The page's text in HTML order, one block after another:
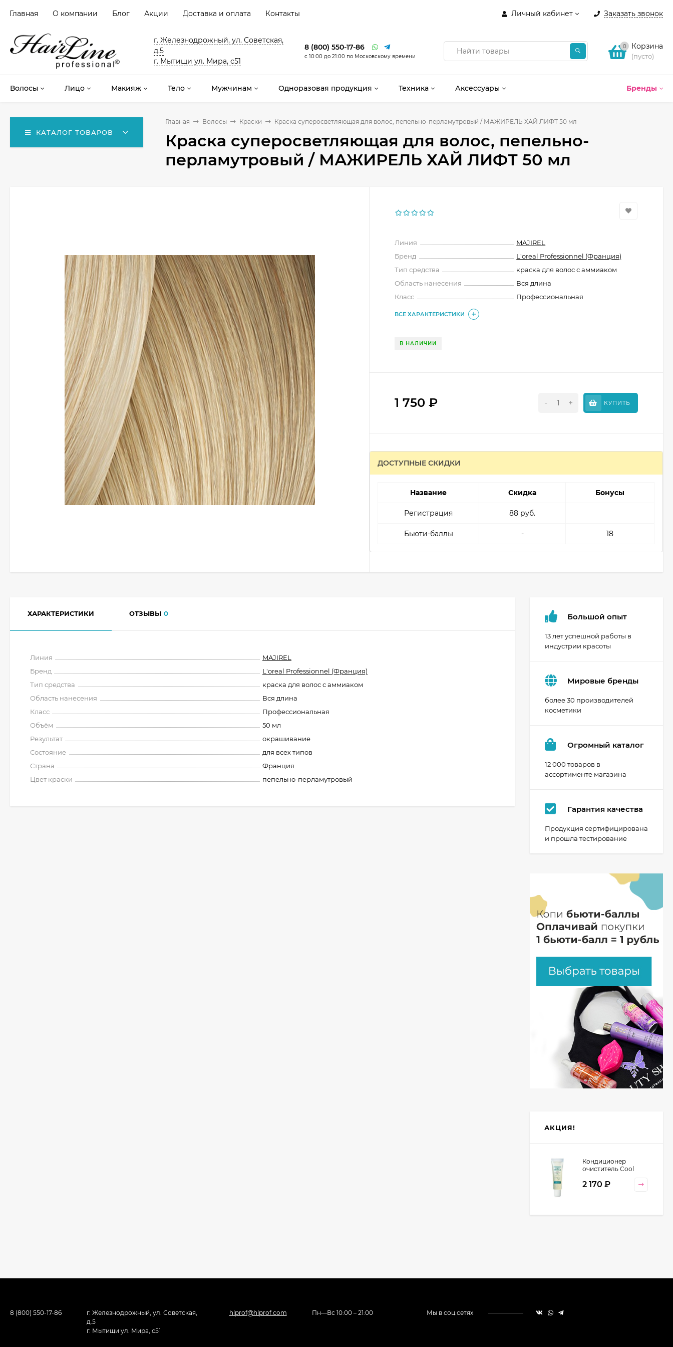
Личный кабинет Заказать звонок
Главная О компании Блог Акции Доставка и оплата Контакты
г. Железнодрожный, ул. Советская,
д.5
г. Мытищи ул. Мира, с51
8 (800) 550-17-86
с 10:00 до 21:00 по Московскому времени
0 Корзина
(пусто)
Бренды
Волосы Лицо Макияж Тело Мужчинам Одноразовая продукция Техника Аксессуары
КАТАЛОГ ТОВАРОВ
Главная Волосы Краски Краска суперосветляющая для волос, пепельно-перламутровый / МАЖИРЕЛЬ ХАЙ ЛИФТ 50 мл
Краска суперосветляющая для волос, пепельно-
перламутровый / МАЖИРЕЛЬ ХАЙ ЛИФТ 50 мл
Линия
MAJIREL
Бренд
L'oreal Professionnel (Франция)
Тип средства
краска для волос с аммиаком
Область нанесения
Вся длина
Класс
Профессиональная
ВСЕ ХАРАКТЕРИСТИКИ
В НАЛИЧИИ
1 750₽ - + КУПИТЬ
ДОСТУПНЫЕ СКИДКИ
Название Скидка Бонусы
Регистрация 88 руб.
Бьюти-баллы - 18
ХАРАКТЕРИСТИКИ ОТЗЫВЫ 0
Линия
MAJIREL
Бренд
L'oreal Professionnel (Франция)
Тип средства
краска для волос с аммиаком
Область нанесения
Вся длина
Класс
Профессиональная
Объём
50 мл
Результат
окрашивание
Состояние
для всех типов
Страна
Франция
Цвет краски
пепельно-перламутровый
Большой опыт
13 лет успешной работы в
индустрии красоты
Мировые бренды
более 30 производителей
косметики
Огромный каталог
12 000 товаров в
ассортименте магазина
Гарантия качества
Продукция сертифицирована
и прошла тестирование
АКЦИЯ!
Кондиционер
очиститель Cool
Cosmetics, 130 гр
2 170 ₽
8 (800) 550-17-86
г. Железнодрожный, ул. Советская,
д.5
г. Мытищи ул. Мира, с51
hlprof@hlprof.com Пн—Вс 10:00 – 21:00 Мы в соц.сетях